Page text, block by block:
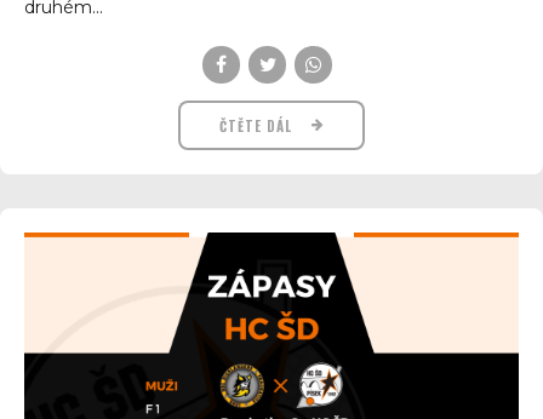
druhém...
ČTĚTE DÁL